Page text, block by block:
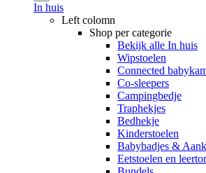
In huis
Left colomn
Shop per categorie
Bekijk alle In huis
Wipstoelen
Connected
Co-sleepers
Campingbedje
Traphekjes
Bedhekje
Kinderstoelen
Babybadjes &
Eetstoelen en